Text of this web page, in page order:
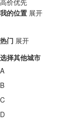
我的位置 展开
热门 展开
选择其他城市
A
B
C
D